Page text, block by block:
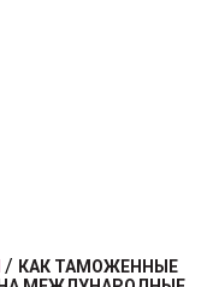
/ КАК ТАМОЖЕННЫЕ